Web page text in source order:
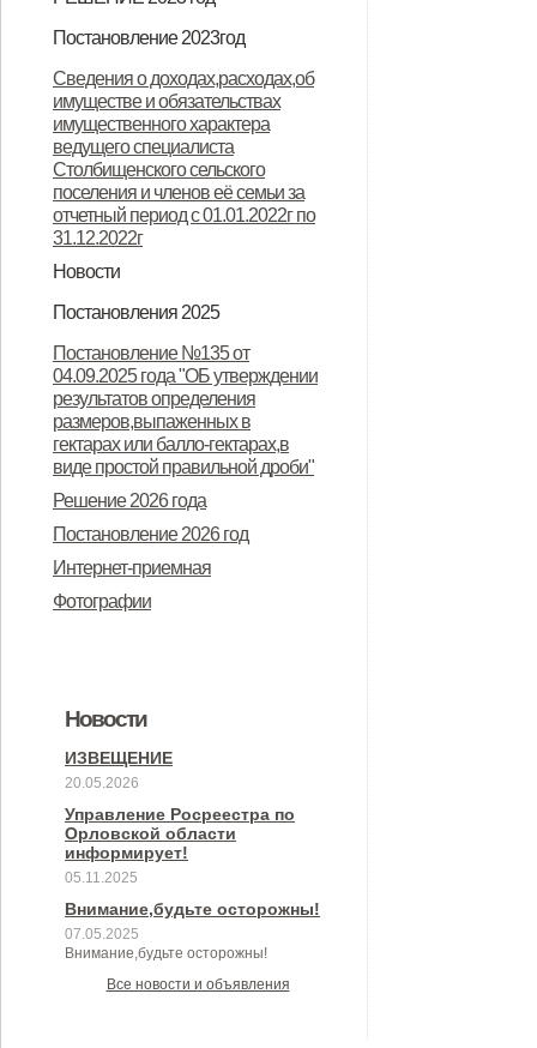
Решение "О бюджете
поселения Дмитровского района
Орловской области на 2023 год и
плановый период 2024 и 2025
годов"
Постановление 2023год
несанкционированного
неконтролируемого проведения
палов сухой травы на территории
Столбищенского сельского
поселения"
Сведения о доходах,расходах,об
имуществе и обязательствах
имущественного характера
ведущего специалиста
Столбищенского сельского
поселения и членов её семьи за
отчетный период с 01.01.2022г по
31.12.2022г
Новости
Извещение о завершении ГКО
Остановим палы сухой травы
Постановления 2025
Постановление №44 от 11.11.2024
Решение 2025 год
Постановление №135 от
04.09.2025 года "ОБ утверждении
результатов определения
размеров,выпаженных в
гектарах или балло-гектарах,в
виде простой правильной дроби"
Решение 2026 года
Постановление 2026 год
Интернет-приемная
Фотографии
Новости
ИЗВЕЩЕНИЕ
20.05.2026
Управление Росреестра по
Орловской области
информирует!
05.11.2025
Внимание,будьте осторожны!
07.05.2025
Внимание,будьте осторожны!
Все новости и объявления